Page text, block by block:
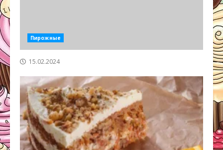
Пирожные
15.02.2024